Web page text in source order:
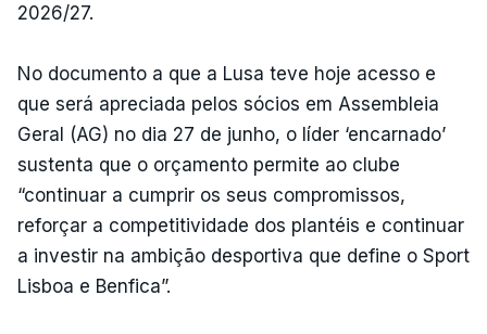
2026/27.
No documento a que a Lusa teve hoje acesso e
que será apreciada pelos sócios em Assembleia
Geral (AG) no dia 27 de junho, o líder ‘encarnado’
sustenta que o orçamento permite ao clube
“continuar a cumprir os seus compromissos,
reforçar a competitividade dos plantéis e continuar
a investir na ambição desportiva que define o Sport
Lisboa e Benfica”.